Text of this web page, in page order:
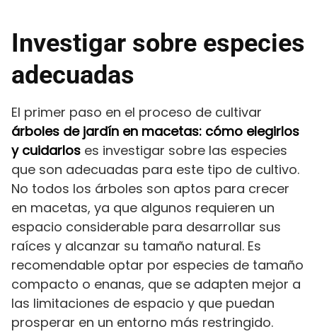
Investigar sobre especies
adecuadas
El primer paso en el proceso de cultivar
árboles de jardín en macetas: cómo elegirlos
y cuidarlos es investigar sobre las especies
que son adecuadas para este tipo de cultivo.
No todos los árboles son aptos para crecer
en macetas, ya que algunos requieren un
espacio considerable para desarrollar sus
raíces y alcanzar su tamaño natural. Es
recomendable optar por especies de tamaño
compacto o enanas, que se adapten mejor a
las limitaciones de espacio y que puedan
prosperar en un entorno más restringido.